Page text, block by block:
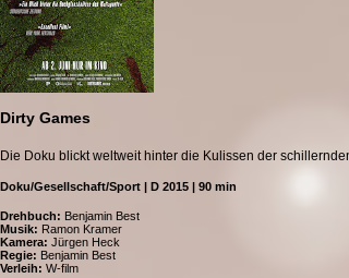
Dirty Games
Die Doku blickt weltweit hinter die Kulissen der
Doku/Gesellschaft/Sport | D 2015 | 90 min
Drehbuch: Benjamin Best
Musik: Ramon Kramer
Kamera: Jürgen Heck
Regie: Benjamin Best
Verleih: W-film